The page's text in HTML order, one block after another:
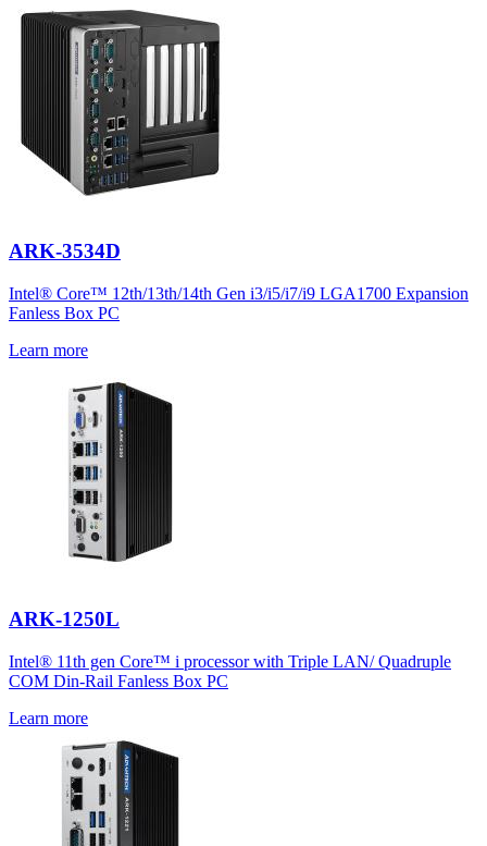
ARK-3534D
Intel® Core™ 12th/13th/14th Gen i3/i5/i7/i9 LGA1700 Expansion
Fanless Box PC
Learn more
ARK-1250L
Intel® 11th gen Core™ i processor with Triple LAN/ Quadruple
COM Din-Rail Fanless Box PC
Learn more